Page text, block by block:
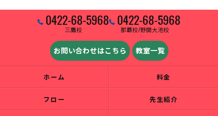
0422-68-5968
三鷹校
0422-68-5968
那覇校/野間大池校
お問い合わせはこちら 教室一覧
ホーム 料金
フロー 先生紹介